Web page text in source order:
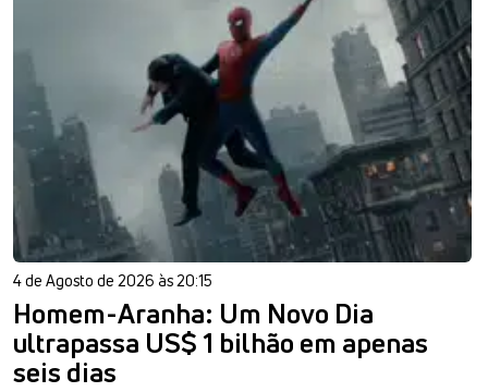
4 de Agosto de 2026 às 20:15
Homem-Aranha: Um Novo Dia
ultrapassa US$ 1 bilhão em apenas
seis dias